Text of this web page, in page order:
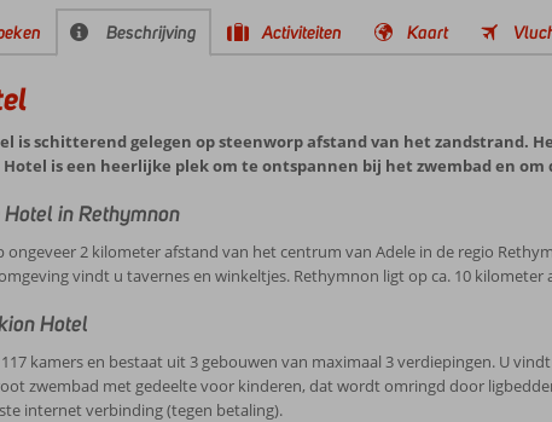
Beschrijving Activiteiten Kaart
is schitterend gelegen op steenworp afstand van het zandstrand.
Hotel is een heerlijke plek om te ontspannen bij het zwembad en
in Rethymnon
2 kilometer afstand van het centrum van Adele in de regio
vindt u tavernes en winkeltjes. Rethymnon ligt op ca. 10
Hotel
kamers en bestaat uit 3 gebouwen van maximaal 3 verdiepingen. U
zwembad met gedeelte voor kinderen, dat wordt omringd door
internet verbinding (tegen betaling).